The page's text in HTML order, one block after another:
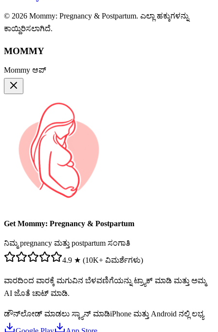
© 2026 Mommy: Pregnancy & Postpartum. ಎಲ್ಲಾ ಹಕ್ಕುಗಳನ್ನು
ಕಾಯ್ದಿರಿಸಲಾಗಿದೆ.
MOMMY
Mommy ಆಪ್
Get Mommy: Pregnancy & Postpartum
ನಿಮ್ಮ pregnancy ಮತ್ತು postpartum ಸಂಗಾತಿ
4.9 ★ (10K+ ವಿಮರ್ಶೆಗಳು)
ವಾರದಿಂದ ವಾರಕ್ಕೆ ಮಗುವಿನ ಬೆಳವಣಿಗೆಯನ್ನು ಟ್ರ್ಯಾಕ್ ಮಾಡಿ ಮತ್ತು ಅಮ್ಮ
AI ಜೊತೆ ಚಾಟ್ ಮಾಡಿ.
ಡೌನ್‌ಲೋಡ್ ಮಾಡಲು ಸ್ಕ್ಯಾನ್ ಮಾಡಿiPhone ಮತ್ತು Android ನಲ್ಲಿ ಲಭ್ಯ